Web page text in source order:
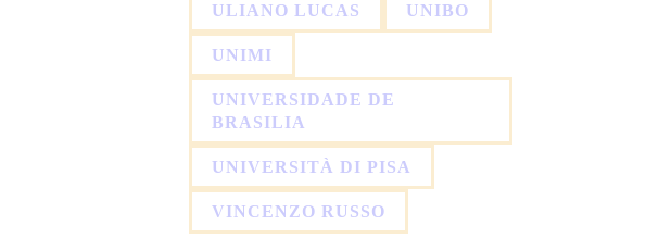
ULIANO LUCAS UNIBO
UNIMI
UNIVERSIDADE DE
BRASILIA
UNIVERSITÀ DI PISA
VINCENZO RUSSO